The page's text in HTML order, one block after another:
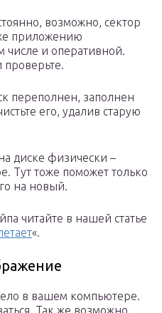
возможно, сектор
приложению
числе и оперативной.
проверьте.
переполнен, заполнен
его, удалив старую
диске физически –
Тут тоже поможет только
на новый.
читайте в нашей статье
«.
в вашем компьютере.
Так же возможно,